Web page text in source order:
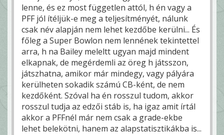
lenne, és ez most független attól, h én vagy a
PFF jól ítéljük-e meg a teljesítményét, nálunk
csak név alapján nem lehet kezdőbe kerülni... És
főleg a Super Bowlon nem lennének tekintettel
arra, h na Bailey meleltt ugyan majd mindent
elkapnak, de megérdemli az öreg h játsszon,
játszhatna, amikor már mindegy, vagy pályára
kerülheten sokadik számú CB-ként, de nem
kezdőként. Szóval ha én rosszul tudom, akkor
rosszul tudja az edzői stáb is, ha igaz amit írtál
akkor a PFFnél már nem csak a grade-ekbe
lehet belekötni, hanem az alapstatisztikákba is...